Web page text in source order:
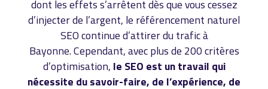
dont les effets s’arrêtent dès que vous cessez
d’injecter de l’argent, le référencement naturel
SEO continue d’attirer du trafic à
Bayonne. Cependant, avec plus de 200 critères
d’optimisation, le SEO est un travail qui
nécessite du savoir-faire, de l’expérience, de